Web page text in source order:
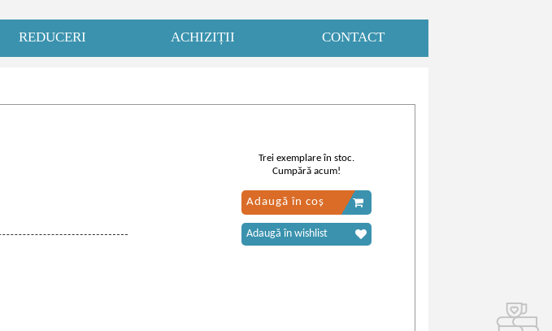
REDUCERI ACHIZIȚII CONTACT
Trei exemplare în stoc.
Cumpără acum!
Adaugă în coș
Adaugă în wishlist